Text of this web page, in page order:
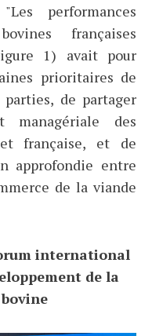
performances
françaises
1) avait pour
prioritaires de
de partager
managériale des
française, et de
approfondie entre
de la viande
international
de la